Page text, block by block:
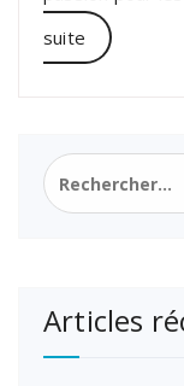
suite
Rechercher :
Articles